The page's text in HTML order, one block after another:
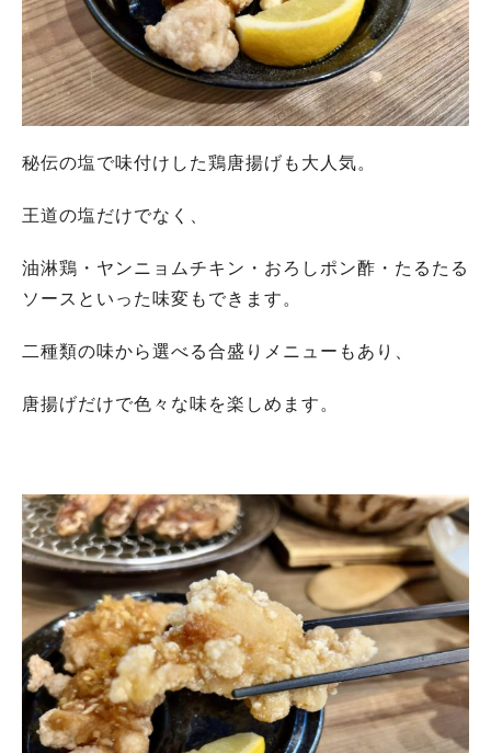
秘伝の塩で味付けした鶏唐揚げも大人気。
王道の塩だけでなく、
油淋鶏・ヤンニョムチキン・おろしポン酢・たるたる
ソースといった味変もできます。
二種類の味から選べる合盛りメニューもあり、
唐揚げだけで色々な味を楽しめます。